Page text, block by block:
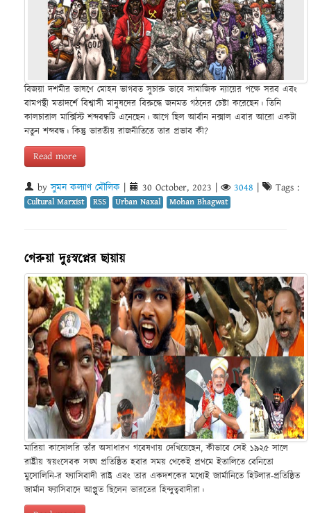
বিজয়া দশমীর ভাষণে মোহন ভাগবত সুচারু ভাবে সামাজিক ন্যায়ের পক্ষে সরব এবং
বামপন্থী মতাদর্শে বিশ্বাসী মানুষদের বিরুদ্ধে জনমত গঠনের চেষ্টা করেছেন। তিনি
কালচারাল মার্ক্সিস্ট শব্দবন্ধটি এনেছেন। আগে ছিল আর্বান নক্সাল এবার আরো একটা
নতুন শব্দবন্ধ। কিন্তু ভারতীয় রাজনীতিতে তার প্রভাব কী?
Read more
byসুমন কল্যাণ মৌলিক | 30 October, 2023 | 3048 | Tags :
Cultural Marxist RSS Urban Naxal Mohan Bhagwat
গেরুয়া দুঃস্বপ্নের ছায়ায়
মারিয়া কাসোলরি তাঁর অসাধারণ গবেষণায় দেখিয়েছেন, কীভাবে সেই ১৯২৫ সালে
রাষ্ট্রীয় স্বয়ংসেবক সঙ্ঘ প্রতিষ্ঠিত হবার সময় থেকেই প্রথমে ইতালিতে বেনিতো
মুসোলিনি-র ফ্যাসিবাদী রাষ্ট্র এবং তার একদশকের মধ্যেই জার্মানিতে হিটলার-প্রতিষ্ঠিত
জার্মান ফ্যাসিবাদে আপ্লুত ছিলেন ভারতের হিন্দুত্ববাদীরা।